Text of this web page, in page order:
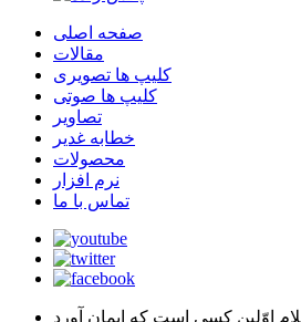
صفحه اصلی
مقالات
کلیپ ها تصویری
کلیپ ها صوتی
تصاویر
خطابه غدیر
محصولات
نرم افزار
تماس با ما